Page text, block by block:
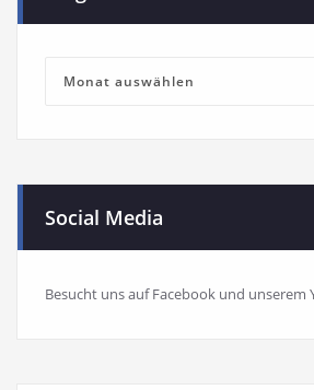
Archiv
Social Media
Besucht uns auf Facebook und unserem